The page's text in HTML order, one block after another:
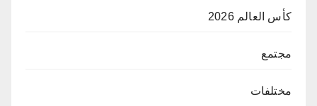
كأس العالم 2026
مجتمع
مختلفات